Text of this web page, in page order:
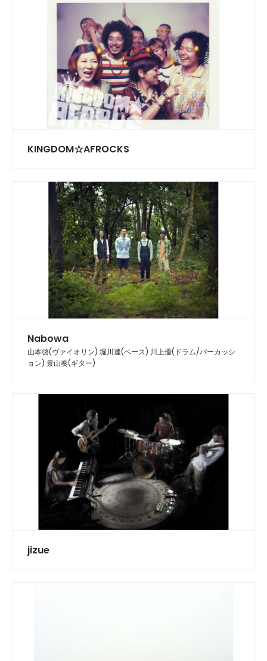
KINGDOM☆AFROCKS
Nabowa
山本啓(ヴァイオリン) 堀川達(ベース) 川上優(ドラム/パーカッシ
ョン) 景山奏(ギター)
jizue